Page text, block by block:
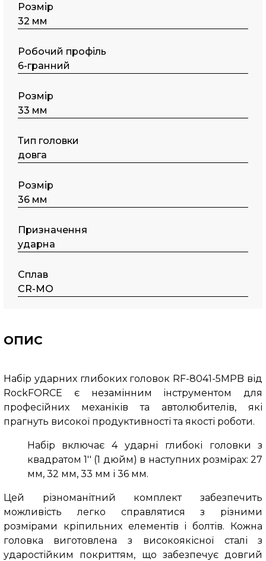
Розмір
32 мм
Робочий профіль
6-гранний
Розмір
33 мм
Тип головки
довга
Розмір
36 мм
Призначення
ударна
Сплав
CR-MO
ОПИС
Набір ударних глибоких головок RF-8041-5MPB від
RockFORCE є незамінним інструментом для
професійних механіків та автолюбителів, які
прагнуть високої продуктивності та якості роботи.
Набір включає 4 ударні глибокі головки з
квадратом 1'' (1 дюйм) в наступних розмірах: 27
мм, 32 мм, 33 мм і 36 мм.
Цей різноманітний комплект забезпечить
можливість легко справлятися з різними
розмірами кріпильних елементів і болтів. Кожна
головка виготовлена з високоякісної сталі з
ударостійким покриттям, що забезпечує довгий